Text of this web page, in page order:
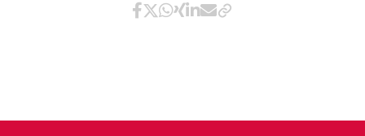
Teilen via Facebook
Teilen via X / Twitter
Teilen via WhatsApp
Teilen via Xing
Teilen via LinkedIn
Teilen via E-Mail